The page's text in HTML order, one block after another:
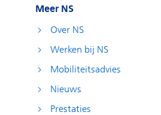
Meer NS
Over NS
Werken bij NS
Mobiliteitsadvies
Nieuws
Prestaties